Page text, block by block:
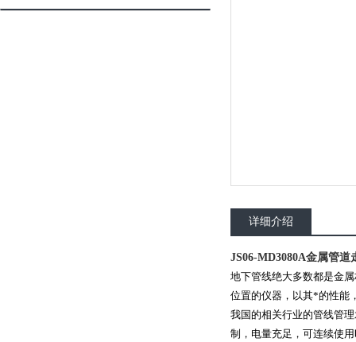
详细介绍
JS06-MD3080A金属管道
地下管线绝大多数都是金
位置的仪器，以其*的性能
我国的相关行业的管线管
制，电量充足，可连续使